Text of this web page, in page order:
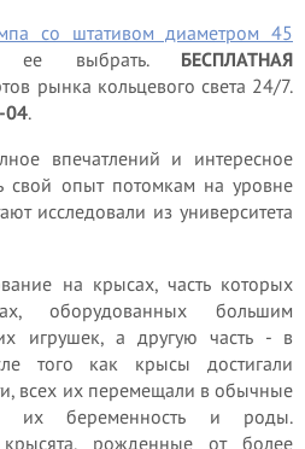
со штативом диаметром 45
выбрать. БЕСПЛАТНАЯ
рынка кольцевого света 24/7.
04.
впечатлений и интересное
свой опыт потомкам на уровне
исследовали из университета
на крысах, часть которых
оборудованных большим
игрушек, а другую часть - в
того как крысы достигали
всех их перемещали в обычные
их беременность и роды.
рожденные от более